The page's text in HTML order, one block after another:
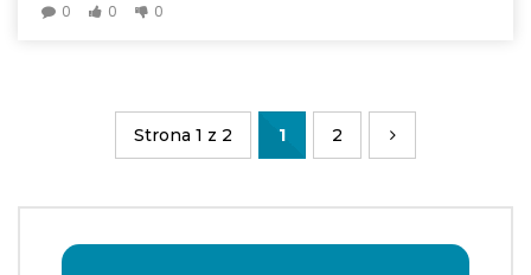
0 0 0
Strona 1 z 2 1 2